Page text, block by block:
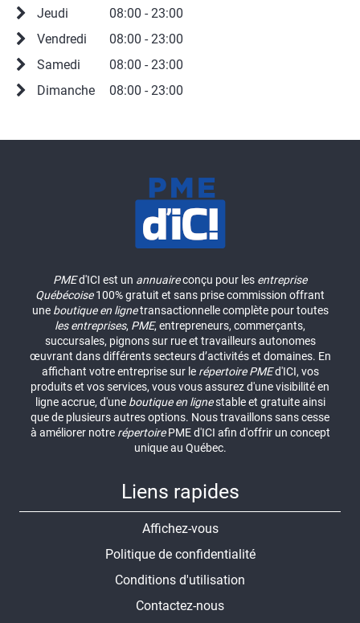
Jeudi
08:00 - 23:00
Vendredi
08:00 - 23:00
Samedi
08:00 - 23:00
Dimanche
08:00 - 23:00
PMEd'ICI est un annuaireconçu pour les entreprise
Québécoise100% gratuit et sans prise commission offrant
une boutique en lignetransactionnelle complète pour toutes
les entreprises, PME, entrepreneurs, commerçants,
succursales, pignons sur rue et travailleurs autonomes
œuvrant dans différents secteurs d’activités et domaines. En
affichant votre entreprise sur le répertoire PMEd'ICI, vos
produits et vos services, vous vous assurez d'une visibilité en
ligne accrue, d'une boutique en lignestable et gratuite ainsi
que de plusieurs autres options. Nous travaillons sans cesse
à améliorer notre répertoirePME d'ICI afin d'offrir un concept
unique au Québec.
Liens rapides
Affichez-vous
Politique de confidentialité
Conditions d'utilisation
Contactez-nous